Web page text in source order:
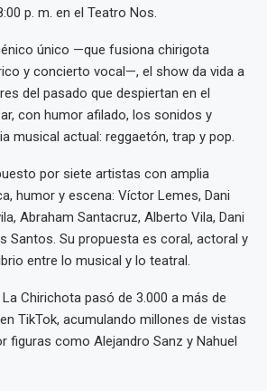
p. m. en el Teatro Nos.
único —que fusiona chirigota
y concierto vocal—, el show da vida a
del pasado que despiertan en el
con humor afilado, los sonidos y
musical actual: reggaetón, trap y pop.
por siete artistas con amplia
humor y escena: Víctor Lemes, Dani
Abraham Santacruz, Alberto Vila, Dani
Santos. Su propuesta es coral, actoral y
entre lo musical y lo teatral.
Chirichota pasó de 3.000 a más de
TikTok, acumulando millones de vistas
figuras como Alejandro Sanz y Nahuel